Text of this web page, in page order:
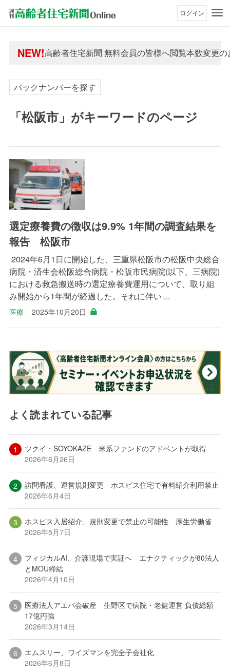
ログイン
NEW!高齢者住宅新聞 無料会員の皆様へ閲覧本数変更
高齢者住宅新聞 無料会員の皆様へ閲覧本数変更
バックナンバーを探す
「松阪市」がキーワードのページ
選定療養費の徴収は9.9% 1年間の調査結果を
報告 松阪市
2024年6月1日に開始した、三重県松阪市の松阪中央総合
病院・済生会松阪総合病院・松阪市民病院(以下、三病院)
における救急搬送時の選定療養費運用について、取り組
み開始から1年間が経過した。それに伴い ...
医療 2025年10月20日
よく読まれている記事
ツクイ・SOYOKAZE 米系ファンドのアドベントが取得
2026年6月26日
訪問看護、運営規則変更 ホスピス住宅で有料紹介利用禁止
2026年6月4日
ホスピス入居紹介、規則変更で禁止の可能性 厚生労働省
2026年5月7日
フィジカルAI、介護現場で実証へ エナクティックが80法人
とMOU締結
2026年4月10日
医療法人アエバ会破産 生野区で病院・老健運営 負債総額
17億円強
2026年3月14日
エムスリー、ワイズマンを完全子会社化
2026年6月8日